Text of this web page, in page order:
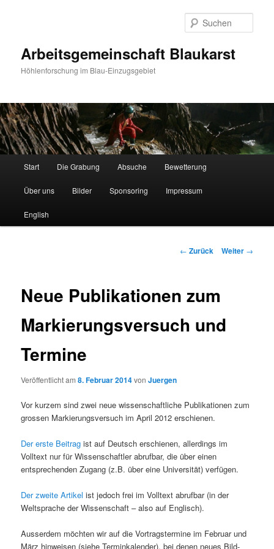
Arbeitsgemeinschaft Blaukarst
Höhlenforschung im Blau-Einzugsgebiet
Zum
Inhalt
wechseln
Start Die Grabung Absuche Bewetterung
Über uns Bilder Sponsoring Impressum
English
Beitrags-
← Zurück Weiter →
Neue Publikationen zum
Markierungsversuch und
Termine
Veröffentlicht am8. Februar 2014vonJuergen
Vor kurzem sind zwei neue wissenschaftliche Publikationen zum
grossen Markierungsversuch im April 2012 erschienen.
Der erste Beitrag ist auf Deutsch erschienen, allerdings im
Volltext nur für Wissenschaftler abrufbar, die über einen
entsprechenden Zugang (z.B. über eine Universität) verfügen.
Der zweite Artikelist jedoch frei im Volltext abrufbar (in der
Weltsprache der Wissenschaft – also auf Englisch).
Ausserdem möchten wir auf die Vortragstermine im Februar und
März hinweisen (siehe Terminkalender), bei denen neues Bild-